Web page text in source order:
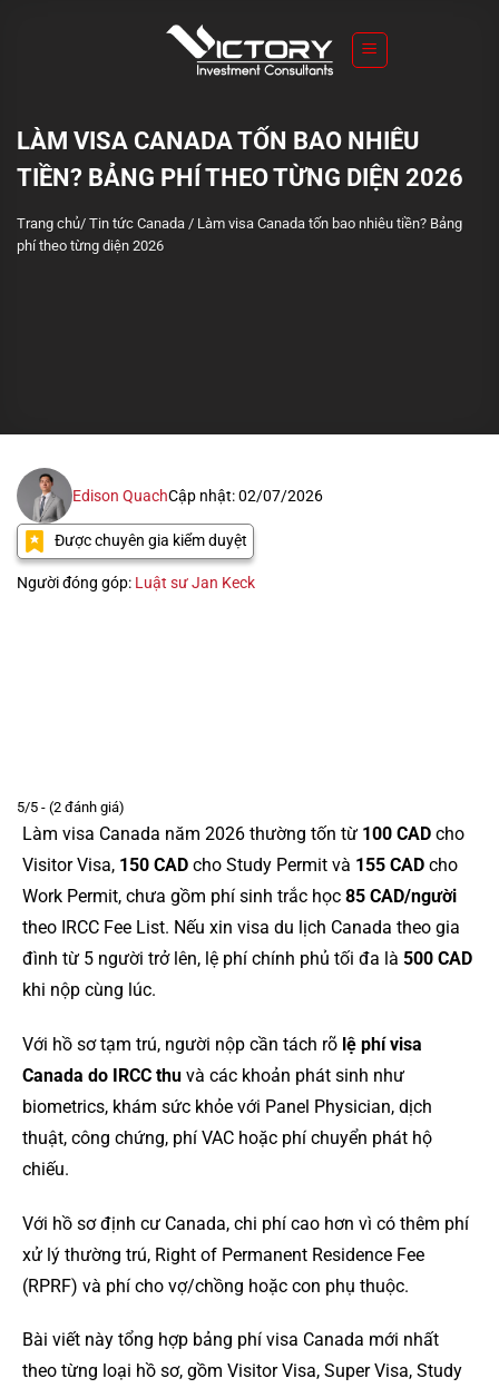
LÀM VISA CANADA TỐN BAO NHIÊU
TIỀN? BẢNG PHÍ THEO TỪNG DIỆN 2026
Trang chủ/ Tin tức Canada / Làm visa Canada tốn bao nhiêu tiền? Bảng
phí theo từng diện 2026
Edison QuachCập nhật: 02/07/2026
Được chuyên gia kiểm duyệt
Người đóng góp: Luật sư Jan Keck
5/5 - (2 đánh giá)
Làm visa Canada năm 2026 thường tốn từ 100 CAD cho
Visitor Visa, 150 CAD cho Study Permit và 155 CAD cho
Work Permit, chưa gồm phí sinh trắc học 85 CAD/người
theo IRCC Fee List. Nếu xin visa du lịch Canada theo gia
đình từ 5 người trở lên, lệ phí chính phủ tối đa là 500 CAD
khi nộp cùng lúc.
Với hồ sơ tạm trú, người nộp cần tách rõ lệ phí visa
Canada do IRCC thu và các khoản phát sinh như
biometrics, khám sức khỏe với Panel Physician, dịch
thuật, công chứng, phí VAC hoặc phí chuyển phát hộ
chiếu.
Với hồ sơ định cư Canada, chi phí cao hơn vì có thêm phí
xử lý thường trú, Right of Permanent Residence Fee
(RPRF) và phí cho vợ/chồng hoặc con phụ thuộc.
Bài viết này tổng hợp bảng phí visa Canada mới nhất
theo từng loại hồ sơ, gồm Visitor Visa, Super Visa, Study